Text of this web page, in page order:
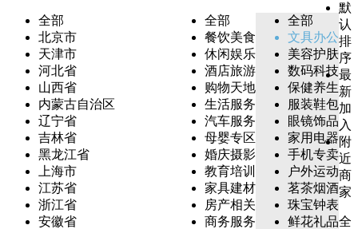
全部
北京市
天津市
河北省
山西省
内蒙古自治区
辽宁省
吉林省
黑龙江省
上海市
江苏省
浙江省
安徽省
全部
餐饮美食
休闲娱乐
酒店旅游
购物天地
生活服务
汽车服务
母婴专区
婚庆摄影
教育培训
家具建材
房产相关
商务服务
全部
文具办公
美容护肤
数码科技
保健养生
服装鞋包
眼镜饰品
家用电器
手机专卖
户外运动
茗茶烟酒
珠宝钟表
鲜花礼品
默
认
排
序
最
新
加
入
附
近
商
家
全